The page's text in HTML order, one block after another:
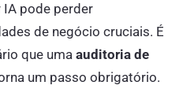
pode perder
de negócio cruciais. É
que uma auditoria de
um passo obrigatório.